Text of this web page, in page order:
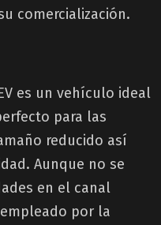
comercialización.
es un vehículo ideal
para las
reducido así
Aunque no se
en el canal
por la